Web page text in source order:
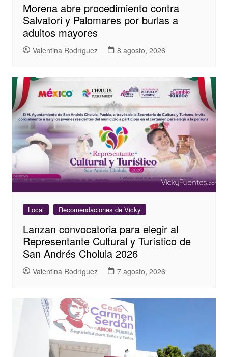
Morena abre procedimiento contra
Salvatori y Palomares por burlas a
adultos mayores
Valentina Rodríguez 8 agosto, 2026
Local Recomendaciones de Vicky
Lanzan convocatoria para elegir al
Representante Cultural y Turístico de
San Andrés Cholula 2026
Valentina Rodríguez 7 agosto, 2026